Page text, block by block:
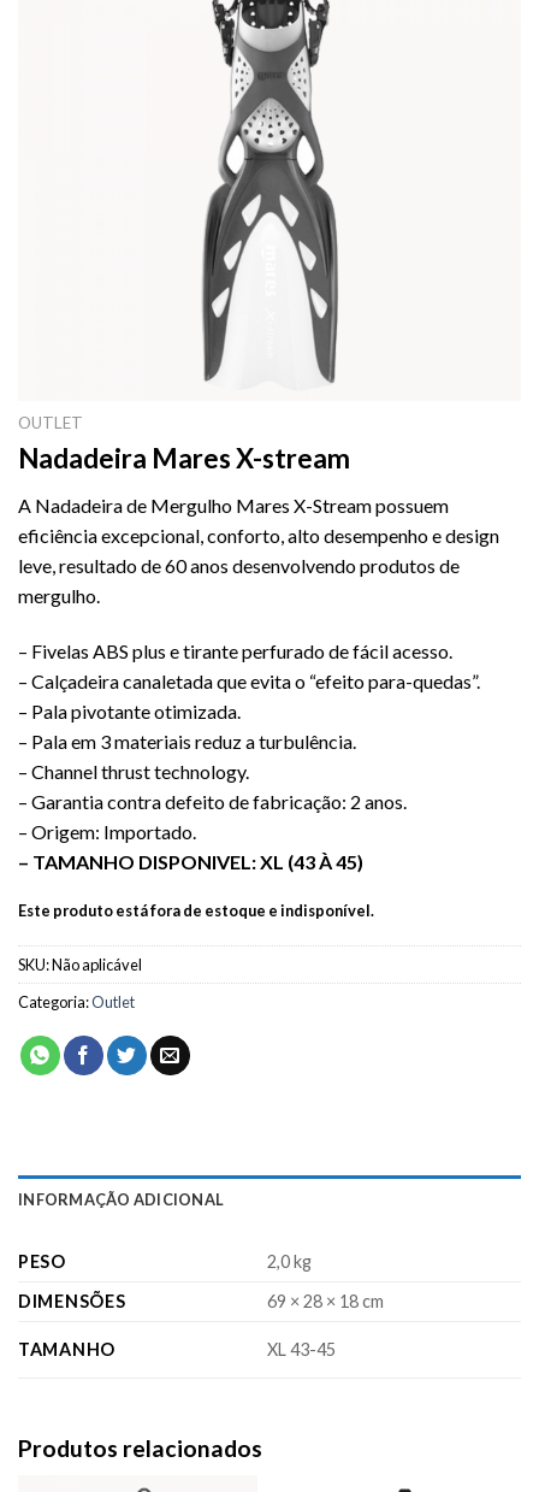
OUTLET
Nadadeira Mares X-stream
A Nadadeira de Mergulho Mares X-Stream possuem
eficiência excepcional, conforto, alto desempenho e design
leve, resultado de 60 anos desenvolvendo produtos de
mergulho.
– Fivelas ABS plus e tirante perfurado de fácil acesso.
– Calçadeira canaletada que evita o “efeito para-quedas”.
– Pala pivotante otimizada.
– Pala em 3 materiais reduz a turbulência.
– Channel thrust technology.
– Garantia contra defeito de fabricação: 2 anos.
– Origem: Importado.
– TAMANHO DISPONIVEL: XL (43 À 45)
Este produto está fora de estoque e indisponível.
SKU:Não aplicável
Categoria:Outlet
INFORMAÇÃO ADICIONAL
PESO
2,0 kg
DIMENSÕES
69 × 28 × 18 cm
TAMANHO XL 43-45
Produtos relacionados